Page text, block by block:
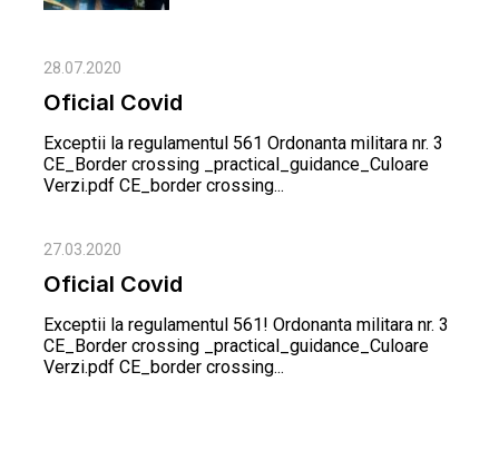
28.07.2020
Oficial Covid
Exceptii la regulamentul 561 Ordonanta militara nr. 3
CE_Border crossing _practical_guidance_Culoare
Verzi.pdf CE_border crossing...
27.03.2020
Oficial Covid
Exceptii la regulamentul 561! Ordonanta militara nr. 3
CE_Border crossing _practical_guidance_Culoare
Verzi.pdf CE_border crossing...